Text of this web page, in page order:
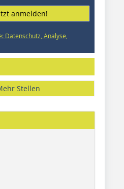
anmelden!
Datenschutz, Analyse,
Stellen